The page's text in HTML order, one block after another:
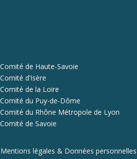
Comité de Haute-Savoie
Comité d’Isère
Comité de la Loire
Comité du Puy-de-Dôme
Comité du Rhône Métropole de Lyon
Comité de Savoie
Mentions légales & Données personnelles